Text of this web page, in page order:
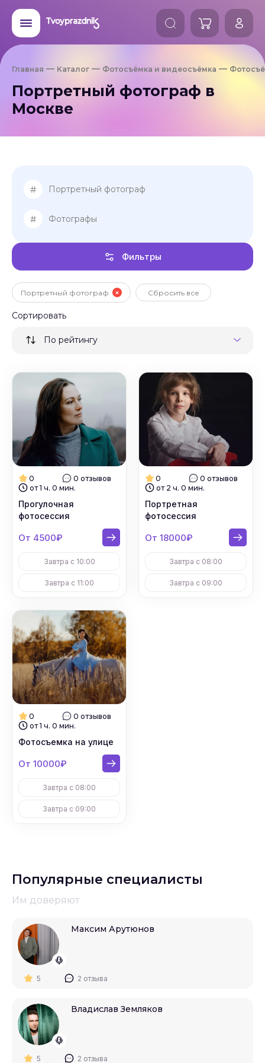
Главная Каталог Фотосъёмка и видеосъёмка
Портретный фотограф в
Москве
# Портретный фотограф
# Фотографы
Фильтры
Портретный фотограф Сбросить все
Сортировать
По рейтингу
0
0 отзывов
от 1 ч. 0 мин.
Прогулочная
фотосессия
От 4500₽
Завтра с 10:00
Завтра с 11:00
0
0 отзывов
от 2 ч. 0 мин.
Портретная
фотосессия
От 18000₽
Завтра с 08:00
Завтра с 09:00
0
0 отзывов
от 1 ч. 0 мин.
Фотосъемка на улице
От 10000₽
Завтра с 08:00
Завтра с 09:00
Популярные специалисты
Им доверяют
Максим Арутюнов
5 2 отзыва
Владислав Земляков
5 2 отзыва